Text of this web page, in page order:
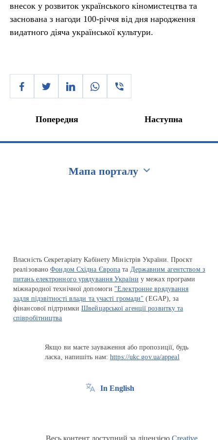
внесок у розвиток українського кіномистецтва та
заснована з нагоди 100-річчя від дня народження
видатного діяча української культури.
Попередня Наступна
Мапа порталу
Власність Секретаріату Кабінету Міністрів України. Проєкт
реалізованоФондом Східна Європа та Державним агентством з
питань електронного урядування України у межах програми
міжнародної технічної допомоги "Електронне врядування
задля підзвітності влади та участі громади" (EGAP), за
фінансової підтримкиШвейцарської агенції розвитку та
співробітництва
Якщо ви маєте зауваження або пропозиції, будь
ласка, напишіть нам:https://ukc.gov.ua/appeal
In English
Весь контент доступний за ліцензією Creative